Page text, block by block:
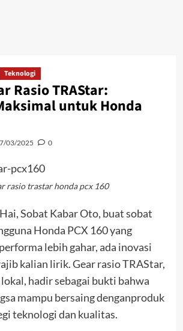
Teknologi
Rasio TRAStar:
untuk Honda
03/2025 0
rasio trastar honda pcx 160
Sobat Kabar Oto, buat sobat
Honda PCX 160 yang
lebih gahar, ada inovasi
kalian lirik. Gear rasio TRAStar,
hadir sebagai bukti bahwa
mampu bersaing denganproduk
teknologi dan kualitas.